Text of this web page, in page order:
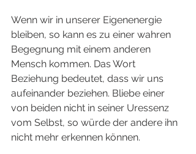
Wenn wir in unserer Eigenenergie
bleiben, so kann es zu einer wahren
Begegnung mit einem anderen
Mensch kommen. Das Wort
Beziehung bedeutet, dass wir uns
aufeinander beziehen. Bliebe einer
von beiden nicht in seiner Uressenz
vom Selbst, so würde der andere ihn
nicht mehr erkennen können.